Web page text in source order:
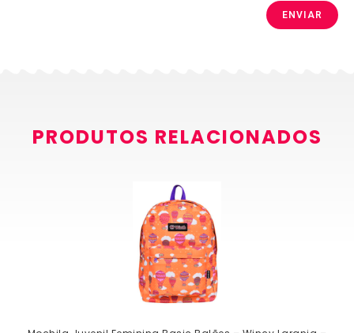
PRODUTOS RELACIONADOS